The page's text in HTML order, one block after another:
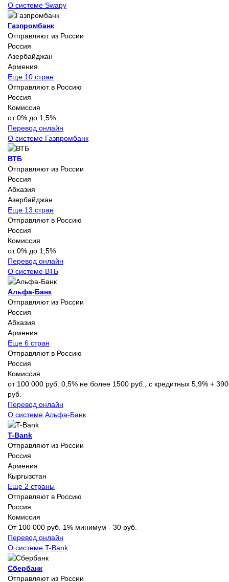
О системе Swapy
Газпромбанк
Отправляют из России
Россия
Азербайджан
Армения
Еще 10 стран
Отправляют в Россию
Россия
Комиссия
от 0% до 1,5%
Перевод онлайн
О системе Газпромбанк
ВТБ
Отправляют из России
Россия
Абхазия
Азербайджан
Еще 13 стран
Отправляют в Россию
Россия
Комиссия
от 0% до 1,5%
Перевод онлайн
О системе ВТБ
Альфа-Банк
Отправляют из России
Россия
Абхазия
Армения
Еще 6 стран
Отправляют в Россию
Россия
Комиссия
от 100 000 руб. 0,5% не более 1500 руб., с кредитных 5,9% + 390
руб.
Перевод онлайн
О системе Альфа-Банк
T-Bank
Отправляют из России
Россия
Армения
Кыргызстан
Еще 2 страны
Отправляют в Россию
Россия
Комиссия
От 100 000 руб. 1% минимум - 30 руб.
Перевод онлайн
О системе T-Bank
Сбербанк
Отправляют из России